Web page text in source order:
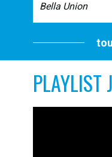
Bella Union
PLAYLIST